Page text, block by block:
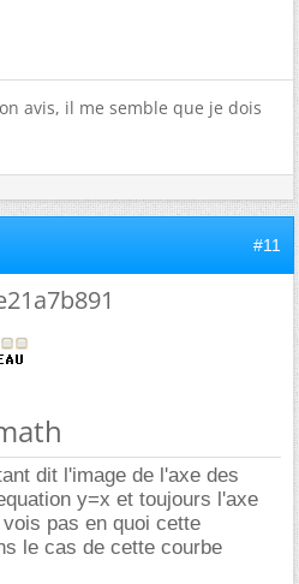
avis, il me semble que je dois
#11
dit l'image de l'axe des
y=x et toujours l'axe
pas en quoi cette
le cas de cette courbe